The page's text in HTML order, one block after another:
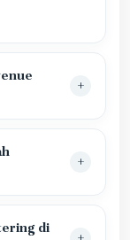
di